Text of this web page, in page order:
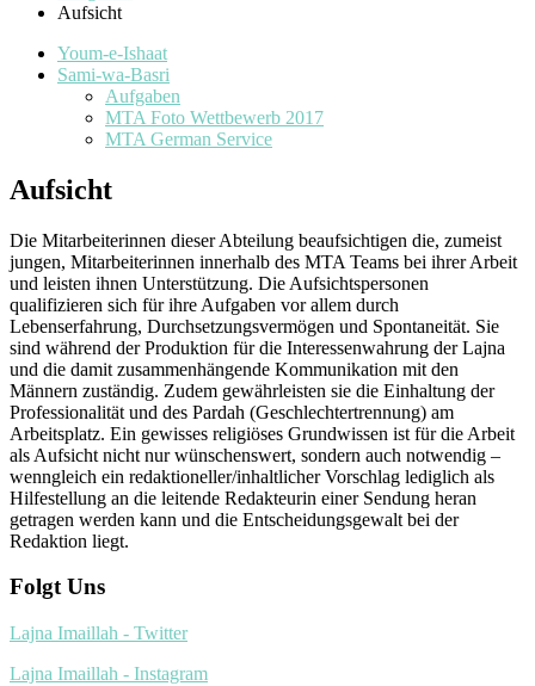
Aufsicht
Youm-e-Ishaat
Sami-wa-Basri
Aufgaben
MTA Foto Wettbewerb 2017
MTA German Service
Aufsicht
Die Mitarbeiterinnen dieser Abteilung beaufsichtigen die, zumeist
jungen, Mitarbeiterinnen innerhalb des MTA Teams bei ihrer Arbeit
und leisten ihnen Unterstützung. Die Aufsichtspersonen
qualifizieren sich für ihre Aufgaben vor allem durch
Lebenserfahrung, Durchsetzungsvermögen und Spontaneität. Sie
sind während der Produktion für die Interessenwahrung der Lajna
und die damit zusammenhängende Kommunikation mit den
Männern zuständig. Zudem gewährleisten sie die Einhaltung der
Professionalität und des Pardah (Geschlechtertrennung) am
Arbeitsplatz. Ein gewisses religiöses Grundwissen ist für die Arbeit
als Aufsicht nicht nur wünschenswert, sondern auch notwendig –
wenngleich ein redaktioneller/inhaltlicher Vorschlag lediglich als
Hilfestellung an die leitende Redakteurin einer Sendung heran
getragen werden kann und die Entscheidungsgewalt bei der
Redaktion liegt.
Folgt Uns
Lajna Imaillah - Twitter
Lajna Imaillah - Instagram